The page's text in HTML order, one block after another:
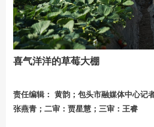
喜气洋洋的草莓大棚
责任编辑： 黄韵；包头市融媒体中心记
张燕青；二审：贾星慧；三审：王睿